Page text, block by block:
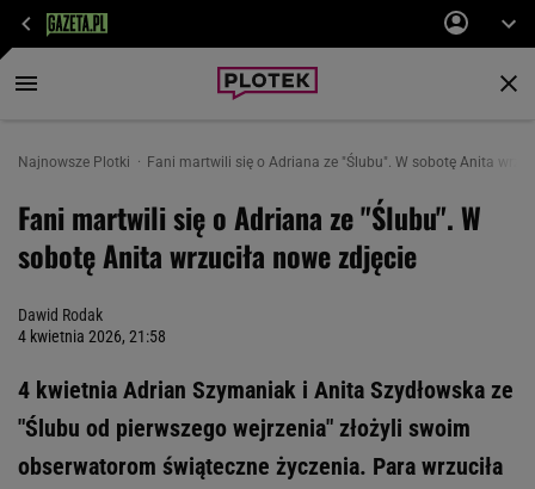
Najnowsze Plotki Fani martwili się o Adriana ze "Ślubu". W sobotę Anita
Fani martwili się o Adriana ze "Ślubu". W
sobotę Anita wrzuciła nowe zdjęcie
Dawid Rodak
4 kwietnia 2026, 21:58
4 kwietnia Adrian Szymaniak i Anita Szydłowska ze
"Ślubu od pierwszego wejrzenia" złożyli swoim
obserwatorom świąteczne życzenia. Para wrzuciła